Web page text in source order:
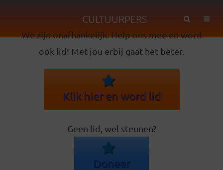
CULTUURPERS
We zijn onafhankelijk. Help ons mee en word
ook lid! Met jou erbij gaat het beter.
Klik hier en word lid
Geen lid, wel steunen?
Doneer